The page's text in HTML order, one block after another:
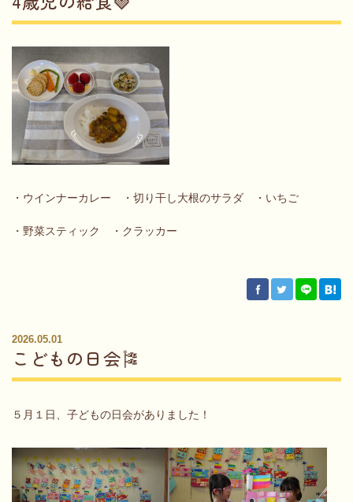
・ウインナーカレー ・切り干し大根のサラダ ・いちご
・野菜スティック ・クラッカー
2026.05.01
こどもの日会🎏
５月１日、子どもの日会がありました！